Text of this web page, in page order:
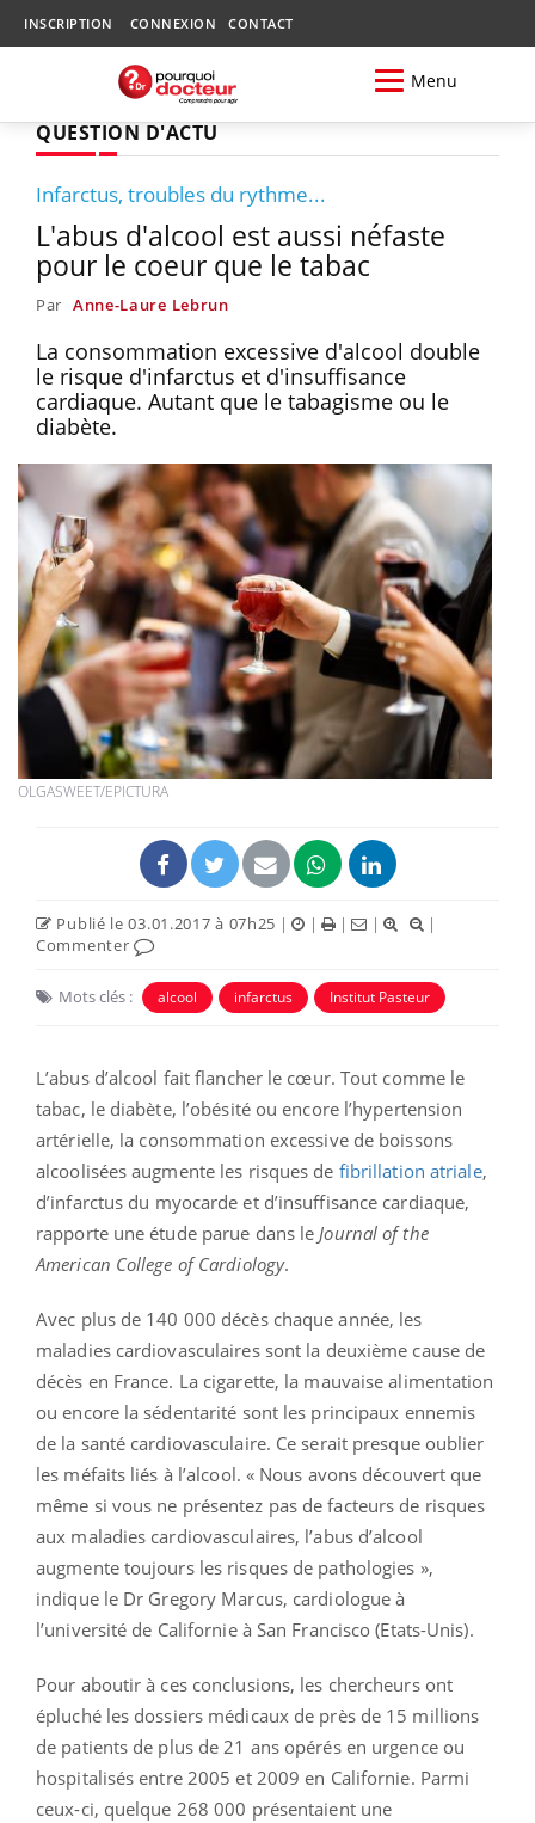
INSCRIPTION CONNEXION CONTACT
Menu
QUESTION D'ACTU
Infarctus, troubles du rythme...
L'abus d'alcool est aussi néfaste
pour le coeur que le tabac
Par Anne-Laure Lebrun
La consommation excessive d'alcool double
le risque d'infarctus et d'insuffisance
cardiaque. Autant que le tabagisme ou le
diabète.
OLGASWEET/EPICTURA
Publié le 03.01.2017 à 07h25 | | | |
|
Commenter
Mots clés : alcool infarctus Institut Pasteur
L’abus d’alcool fait flancher le cœur. Tout comme le
tabac, le diabète, l’obésité ou encore l’hypertension
artérielle, la consommation excessive de boissons
alcoolisées augmente les risques de fibrillation atriale,
d’infarctus du myocarde et d’insuffisance cardiaque,
rapporte une étude parue dans leJournal of the
American College of Cardiology.
Avec plus de 140 000 décès chaque année, les
maladies cardiovasculaires sont la deuxième cause de
décès en France. La cigarette, la mauvaise alimentation
ou encore la sédentarité sont les principaux ennemis
de la santé cardiovasculaire. Ce serait presque oublier
les méfaits liés à l’alcool. « Nous avons découvert que
même si vous ne présentez pas de facteurs de risques
aux maladies cardiovasculaires, l’abus d’alcool
augmente toujours les risques de pathologies »,
indique le Dr Gregory Marcus, cardiologue à
l’université de Californie à San Francisco (Etats-Unis).
Pour aboutir à ces conclusions, les chercheurs ont
épluché les dossiers médicaux de près de 15 millions
de patients de plus de 21 ans opérés en urgence ou
hospitalisés entre 2005 et 2009 en Californie. Parmi
ceux-ci, quelque 268 000 présentaient une